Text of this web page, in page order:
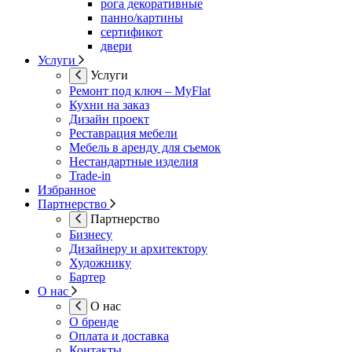
рога декоративные
панно/картины
сертификот
двери
Услуги
Услуги
Ремонт под ключ – MyFlat
Кухни на заказ
Дизайн проект
Реставрация мебели
Мебель в аренду для съемок
Нестандартные изделия
Trade-in
Избранное
Партнерство
Партнерство
Бизнесу
Дизайнеру и архитектору
Художнику
Бартер
О нас
О нас
О бренде
Оплата и доставка